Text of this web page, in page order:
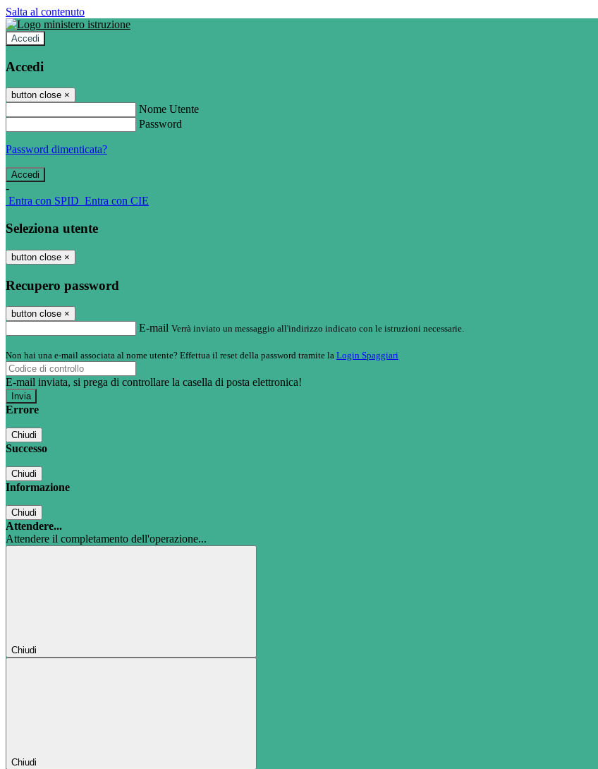
Salta al contenuto
Accedi
Accedi
button close ×
Nome Utente
Password
Password dimenticata?
-
Entra con SPID Entra con CIE
Seleziona utente
button close ×
Recupero password
button close ×
E-mail Verrà inviato un messaggio all'indirizzo indicato con le istruzioni necessarie.
Non hai una e-mail associata al nome utente? Effettua il reset della password tramite la Login Spaggiari
E-mail inviata, si prega di controllare la casella di posta elettronica!
Errore
Chiudi
Successo
Chiudi
Informazione
Chiudi
Attendere...
Attendere il completamento dell'operazione...
Chiudi
Chiudi